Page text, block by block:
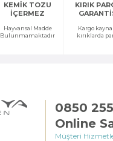
KEMİK TOZU
İÇERMEZ
Hayvansal Madde
Bulunmamaktadır
KIRIK
Kargo
kırıklarda
0850
Online
Müşteri